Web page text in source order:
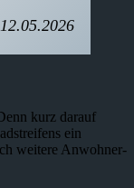
kurz darauf
ein
weitere Anwohner-